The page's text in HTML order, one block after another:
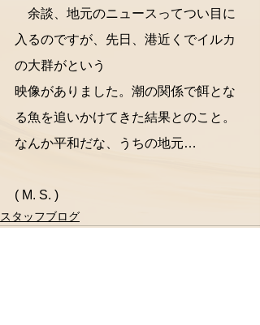
余談、地元のニュースってつい目に
入るのですが、先日、港近くでイルカ
の大群がという
映像がありました。潮の関係で餌とな
る魚を追いかけてきた結果とのこと。
なんか平和だな、うちの地元…
( M. S. )
スタッフブログ